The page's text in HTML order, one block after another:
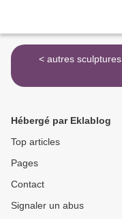
< autres sculptures
Hébergé par Eklablog
Top articles
Pages
Contact
Signaler un abus